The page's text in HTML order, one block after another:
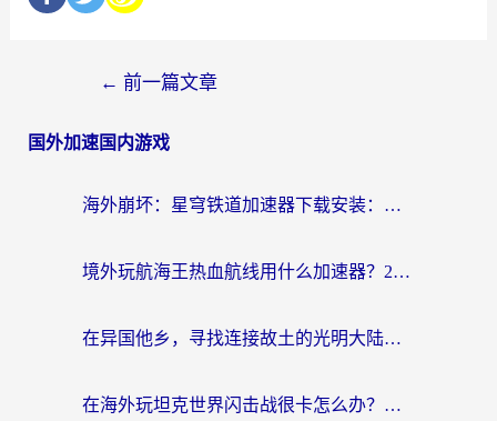
← 前一篇文章
国外加速国内游戏
海外崩坏：星穹铁道加速器下载安装：一份给游子的终极网络指南
境外玩航海王热血航线用什么加速器？2026海外玩家实测最优方案（附欧洲问道堡垒前线加速技巧）
在异国他乡，寻找连接故土的光明大陆免费加速器
在海外玩坦克世界闪击战很卡怎么办？老玩家亲测有效的加速器选择指南